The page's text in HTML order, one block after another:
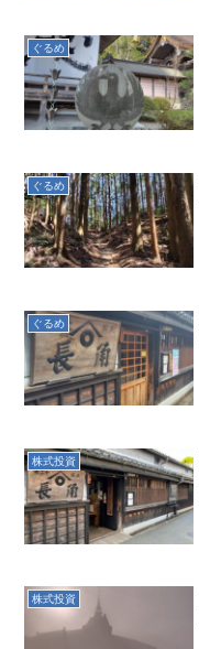
ぐるめ
ぐるめ
ぐるめ
株式投資
株式投資